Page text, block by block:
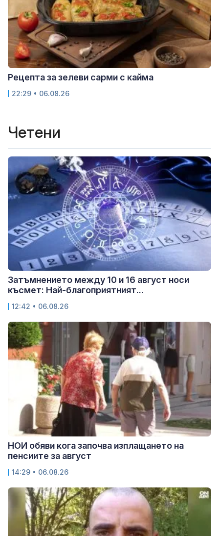
Рецепта за зелеви сарми с кайма
22:29 • 06.08.26
Четени
Затъмнението между 10 и 16 август носи
късмет: Най-благоприятният...
12:42 • 06.08.26
НОИ обяви кога започва изплащането на
пенсиите за август
14:29 • 06.08.26